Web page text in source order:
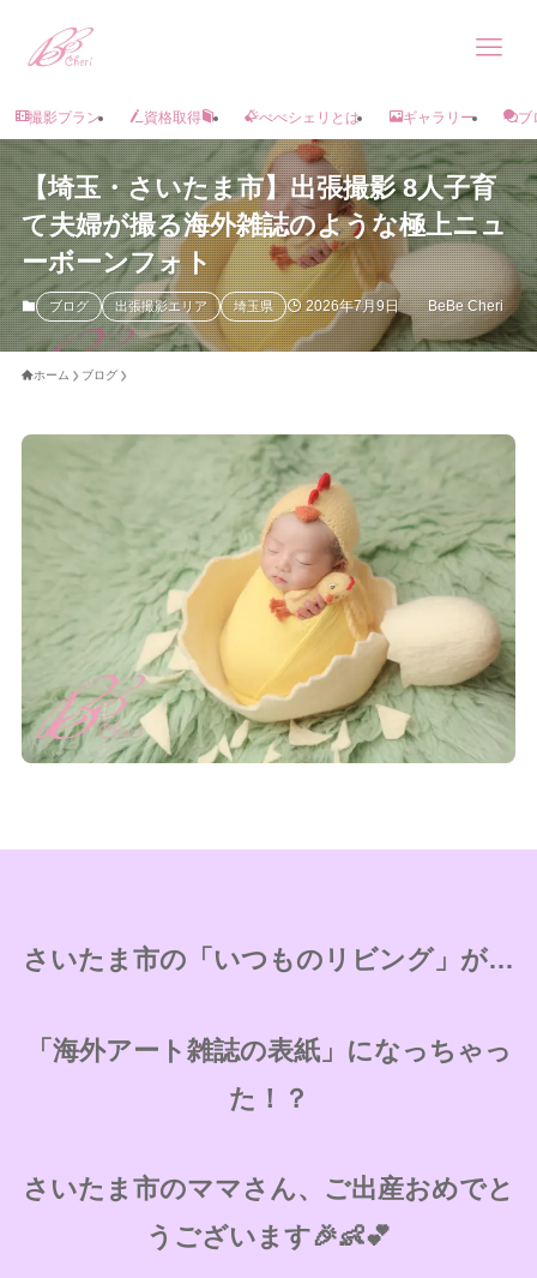
撮影プラン 資格取得 べべシェリとは ギャラリー ブ
【埼玉・さいたま市】出張撮影 8人子育
て夫婦が撮る海外雑誌のような極上ニュ
ーボーンフォト
ブログ 出張撮影エリア 埼玉県 2026年7月9日 BeBe Cheri
ホーム ブログ
さいたま市の「いつものリビング」が…
「海外アート雑誌の表紙」になっちゃっ
た！？
さいたま市のママさん、ご出産おめでと
うございます🎉👶💕